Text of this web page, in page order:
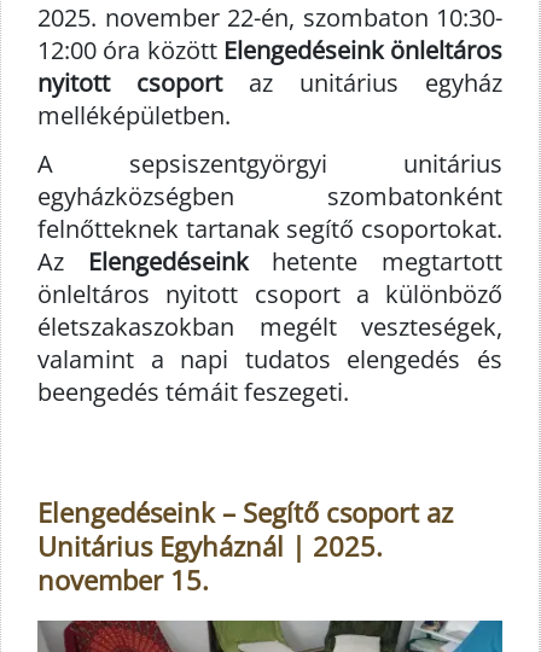
2025. november 22-én, szombaton 10:30-
12:00 óra között Elengedéseink önleltáros
nyitott csoportaz unitárius egyház
melléképületben.
A sepsiszentgyörgyi unitárius
egyházközségben szombatonként
felnőtteknek tartanak segítő csoportokat.
Az Elengedéseinkhetente megtartott
önleltáros nyitott csoport a különböző
életszakaszokban megélt veszteségek,
valamint a napi tudatos elengedés és
beengedés témáit feszegeti.
Elengedéseink – Segítő csoport az
Unitárius Egyháznál | 2025.
november 15.